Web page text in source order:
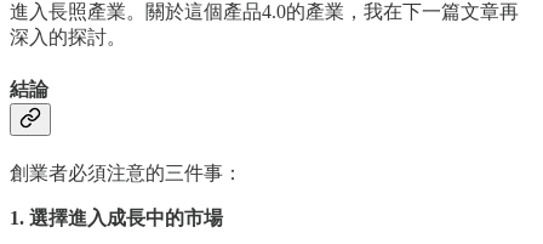
進入長照產業。關於這個產品4.0的產業，我在下一篇文章再
深入的探討。
結論
創業者必須注意的三件事：
1. 選擇進入成長中的市場